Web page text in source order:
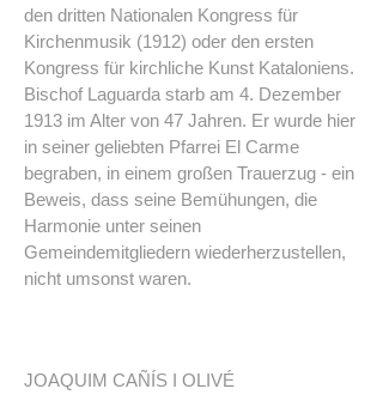
den dritten Nationalen Kongress für
Kirchenmusik (1912) oder den ersten
Kongress für kirchliche Kunst Kataloniens.
Bischof Laguarda starb am 4. Dezember
1913 im Alter von 47 Jahren. Er wurde hier
in seiner geliebten Pfarrei El Carme
begraben, in einem großen Trauerzug - ein
Beweis, dass seine Bemühungen, die
Harmonie unter seinen
Gemeindemitgliedern wiederherzustellen,
nicht umsonst waren.
JOAQUIM CAÑÍS I OLIVÉ